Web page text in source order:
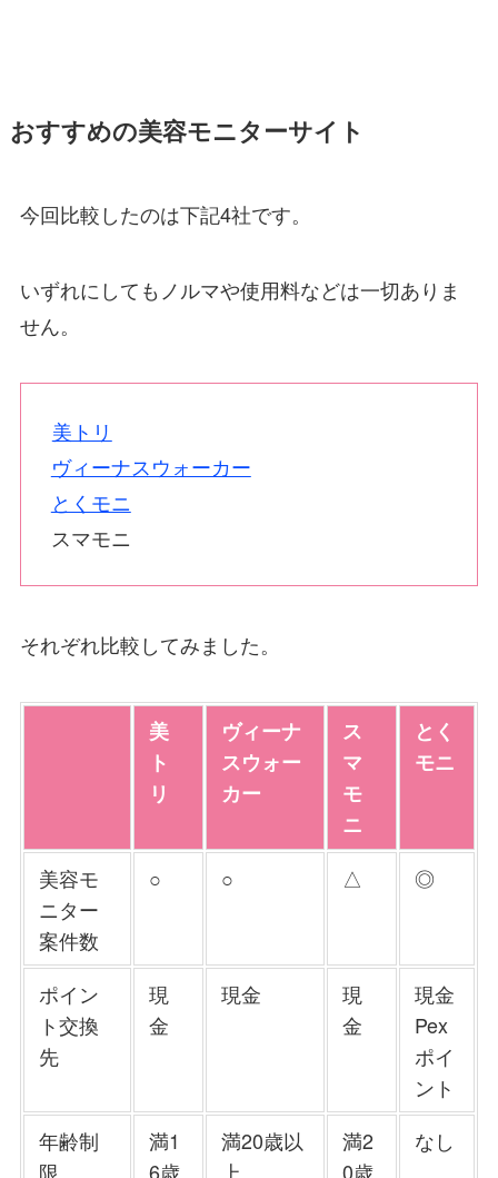
おすすめの美容モニターサイト
今回比較したのは下記4社です。
いずれにしてもノルマや使用料などは一切ありま
せん。
美トリ
ヴィーナスウォーカー
とくモニ
スマモニ
それぞれ比較してみました。
美
ト
リ
ヴィーナ
スウォー
カー
ス
マ
モ
ニ
とく
モニ
美容モ
ニター
案件数
○ ○ △ ◎
ポイン
ト交換
先
現
金
現金
現
金
現金
Pex
ポイ
ント
年齢制
限
満1
6歳
満20歳以
上
満2
0歳
なし